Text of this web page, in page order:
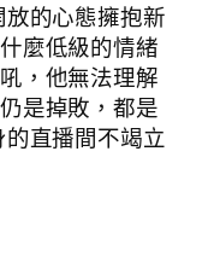
的心態擁抱新
麼低級的情緒
，他無法理解
是掉敗，都是
直播間不竭立